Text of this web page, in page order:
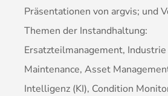
Präsentationen von argvis; und
Themen der Instandhaltung:
Ersatzteilmanagement,
Maintenance, Asset
Intelligenz (KI), Condition